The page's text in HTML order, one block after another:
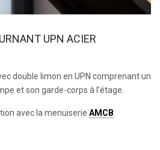
UPN ACIER
double limon en UPN comprenant un
et son garde-corps à l’étage.
avec la menuiserie AMCB